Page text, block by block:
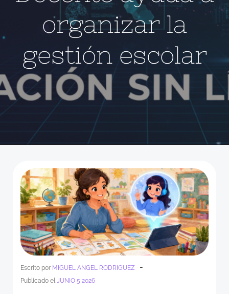
organizar la
gestión escolar
Escrito por MIGUEL ANGEL RODRIGUEZ -
Publicado elJUNIO 5 2026